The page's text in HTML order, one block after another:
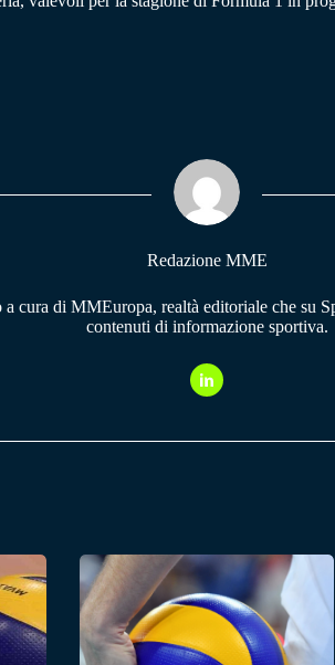
Redazione MME
a cura di MMEuropa, realtà editoriale che su
contenuti di informazione sportiva.